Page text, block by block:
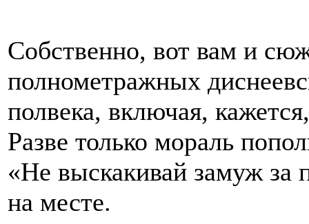
Собственно, вот вам и
полнометражных
полвека, включая,
Разве только мораль
«Не выскакивай замуж за
на месте.